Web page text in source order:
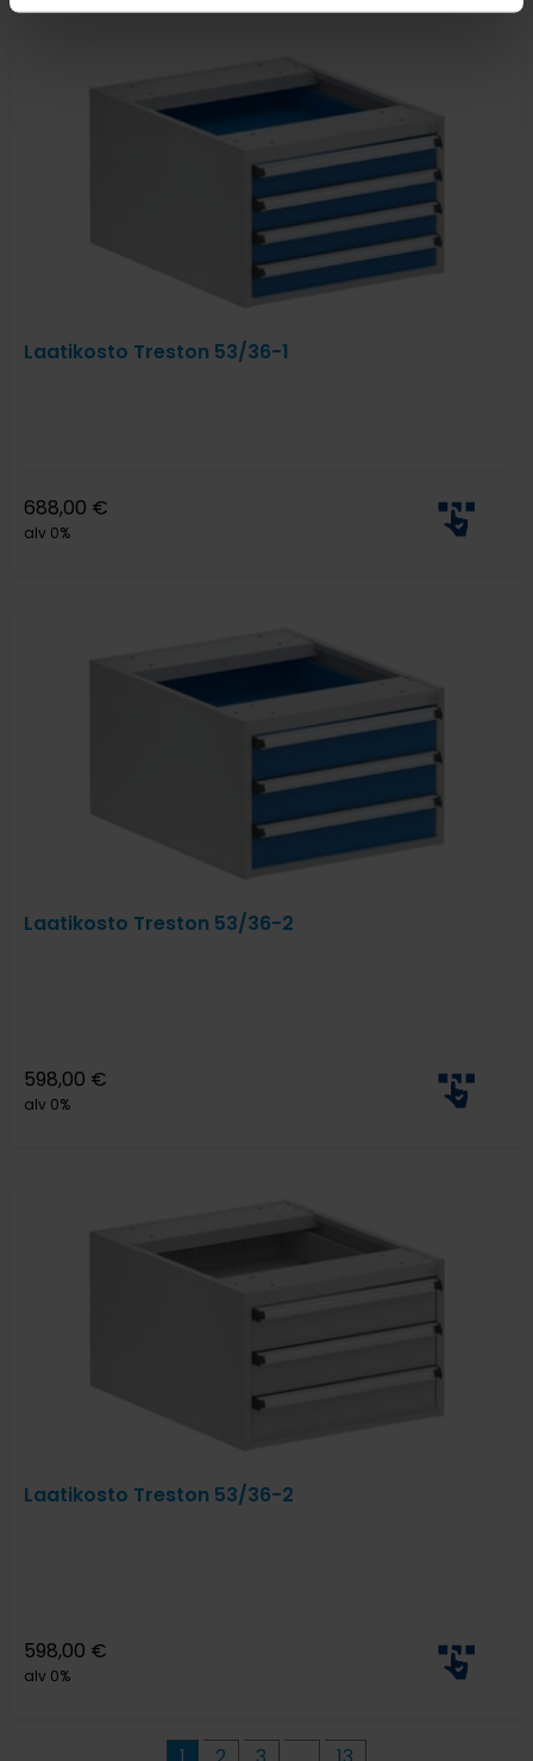
Laatikosto Treston 53/36-1
688,00 €
alv 0%
Laatikosto Treston 53/36-2
598,00 €
alv 0%
Laatikosto Treston 53/36-2
598,00 €
alv 0%